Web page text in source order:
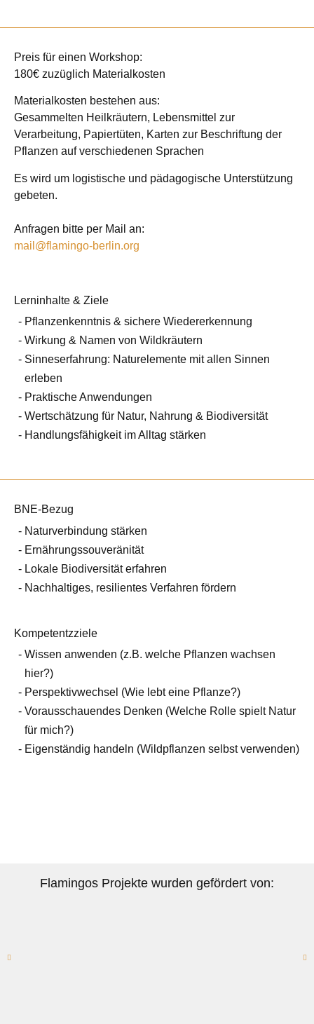
Preis für einen Workshop:
180€ zuzüglich Materialkosten
Materialkosten bestehen aus:
Gesammelten Heilkräutern, Lebensmittel zur
Verarbeitung, Papiertüten, Karten zur Beschriftung der
Pflanzen auf verschiedenen Sprachen
Es wird um logistische und pädagogische Unterstützung
gebeten.
Anfragen bitte per Mail an:
mail@flamingo-berlin.org
Lerninhalte & Ziele
Pflanzenkenntnis & sichere Wiedererkennung
Wirkung & Namen von Wildkräutern
Sinneserfahrung: Naturelemente mit allen Sinnen
erleben
Praktische Anwendungen
Wertschätzung für Natur, Nahrung & Biodiversität
Handlungsfähigkeit im Alltag stärken
BNE-Bezug
Naturverbindung stärken
Ernährungssouveränität
Lokale Biodiversität erfahren
Nachhaltiges, resilientes Verfahren fördern
Kompetentzziele
Wissen anwenden (z.B. welche Pflanzen wachsen
hier?)
Perspektivwechsel (Wie lebt eine Pflanze?)
Vorausschauendes Denken (Welche Rolle spielt Natur
für mich?)
Eigenständig handeln (Wildpflanzen selbst verwenden)
Flamingos Projekte wurden gefördert von: